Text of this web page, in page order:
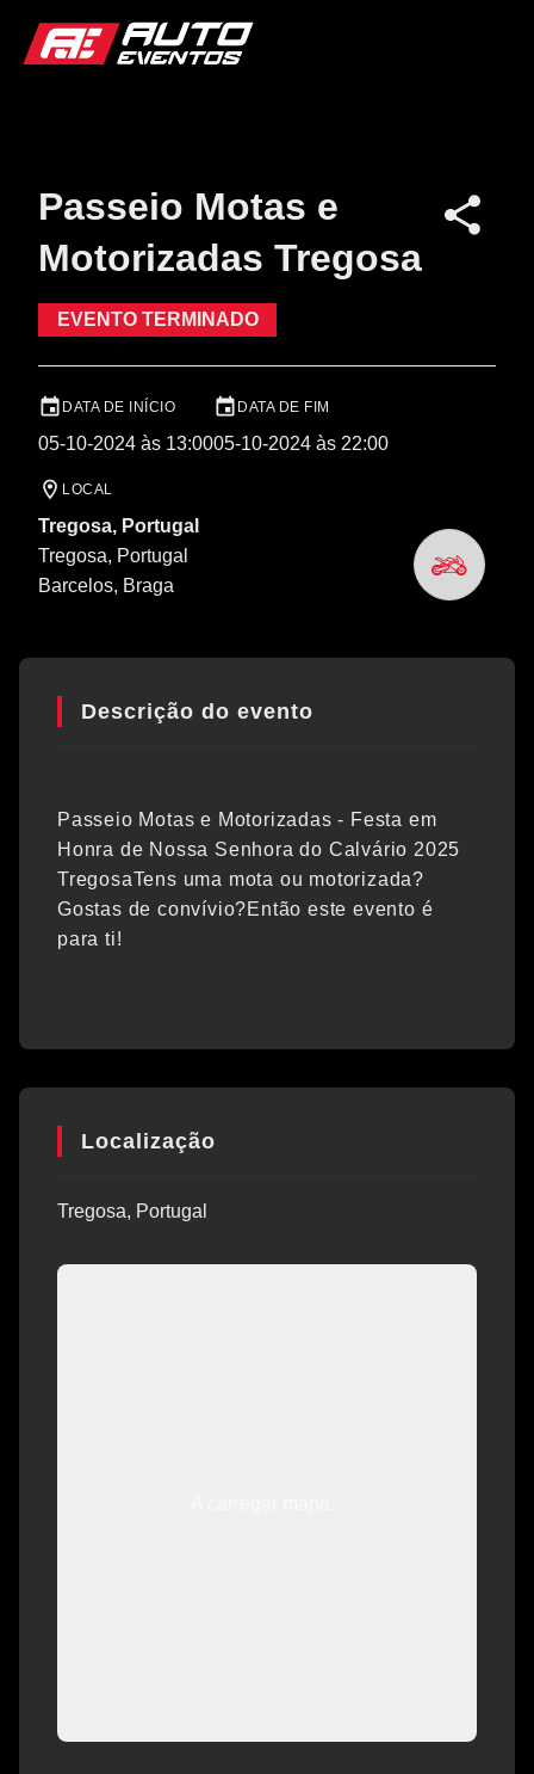
Passeio Motas e
Motorizadas Tregosa
EVENTO TERMINADO
DATA DE INÍCIO
05-10-2024 às 13:00
DATA DE FIM
05-10-2024 às 22:00
LOCAL
Tregosa, Portugal
Tregosa, Portugal
Barcelos, Braga
Descrição do evento
Passeio Motas e Motorizadas - Festa em
Honra de Nossa Senhora do Calvário 2025
TregosaTens uma mota ou motorizada?
Gostas de convívio?Então este evento é
para ti!
Localização
Tregosa, Portugal